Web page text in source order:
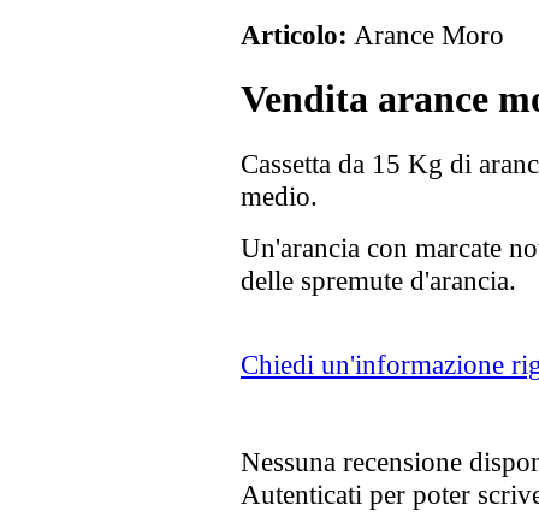
Articolo: Arance Moro
Vendita arance
Cassetta da 15 Kg di
medio.
Un'arancia con marcate
delle spremute d'arancia.
Chiedi un'informazione
Nessuna recensione
Autenticati per poter